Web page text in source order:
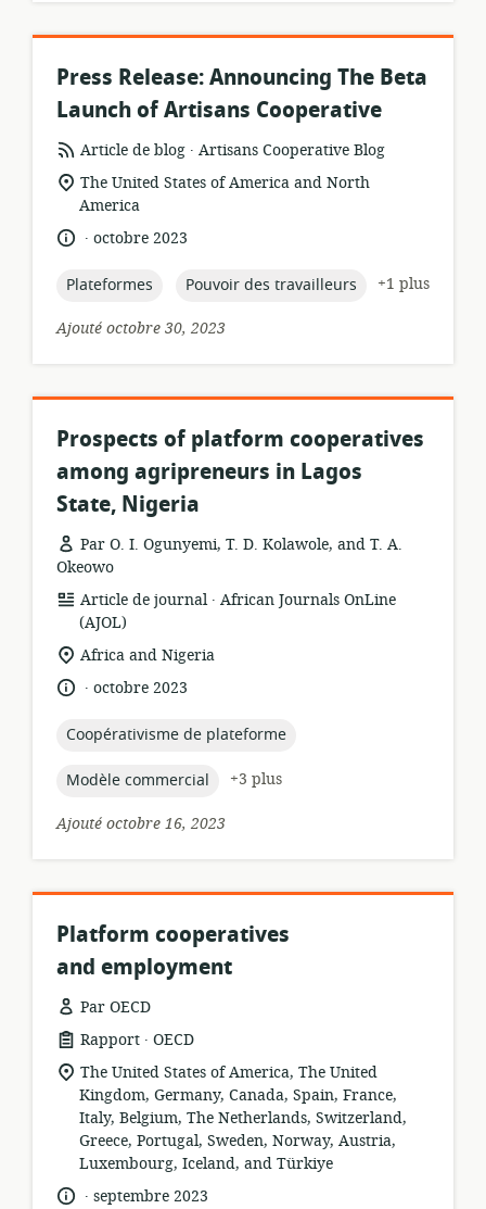
Press Release: Announcing The Beta
Launch of Artisans Cooperative
Format
de
ressource:
Article de blog .
éditeur:
Artisans Cooperative Blog
Lieu
de
pertinence:
The United States of America and North
America
langue:
.
date
publication:
octobre 2023
topic:
Plateformes topic:
Pouvoir des travailleurs
+1 plus
Ajouté octobre 30, 2023
Prospects of platform cooperatives
among agripreneurs in Lagos
State, Nigeria
Par O. I. Ogunyemi, T. D. Kolawole, and T. A.
Okeowo
Format
de
ressource:
Article de journal .
éditeur:
African Journals OnLine
(AJOL)
Lieu
pertinence:
Africa and Nigeria
langue:
.
date
publication:
octobre 2023
topic:
Coopérativisme de plateforme
topic:
Modèle commercial
+3 plus
Ajouté octobre 16, 2023
Platform cooperatives
and employment
Par OECD
Format
de
ressource:
Rapport .
éditeur:
OECD
Lieu
de
pertinence:
The United States of America, The United
Kingdom, Germany, Canada, Spain, France,
Italy, Belgium, The Netherlands, Switzerland,
Greece, Portugal, Sweden, Norway, Austria,
Luxembourg, Iceland, and Türkiye
langue:
.
dateseptembre 2023